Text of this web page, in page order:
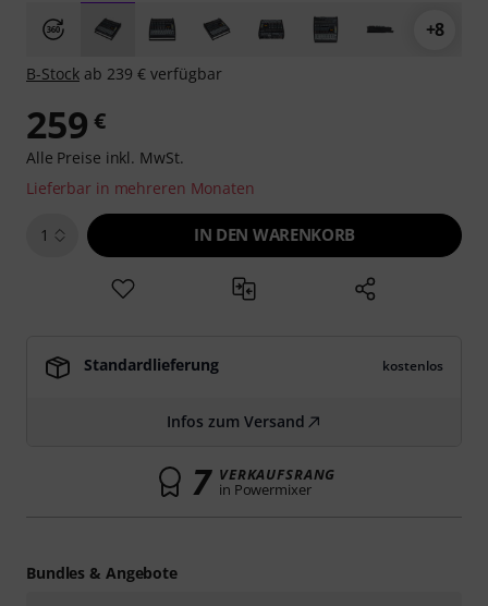
+8
B-Stock ab 239 € verfügbar
259 €
Alle Preise inkl. MwSt.
Lieferbar in mehreren Monaten
1 IN DEN WARENKORB
Standardlieferung kostenlos
Infos zum Versand
7 VERKAUFSRANG
in Powermixer
Bundles & Angebote